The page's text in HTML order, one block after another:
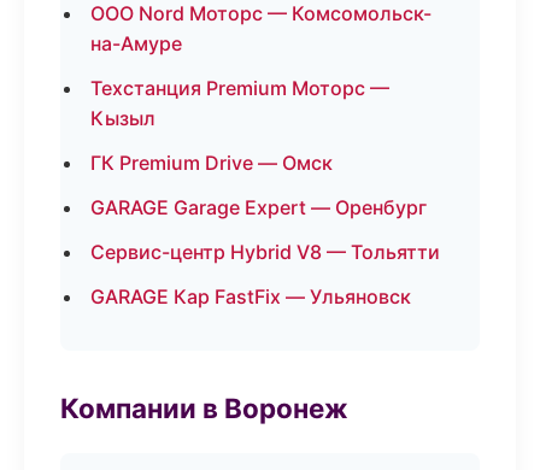
ООО Nord Моторс — Комсомольск-
на-Амуре
Техстанция Premium Моторс —
Кызыл
ГК Premium Drive — Омск
GARAGE Garage Expert — Оренбург
Сервис-центр Hybrid V8 — Тольятти
GARAGE Кар FastFix — Ульяновск
Компании в Воронеж